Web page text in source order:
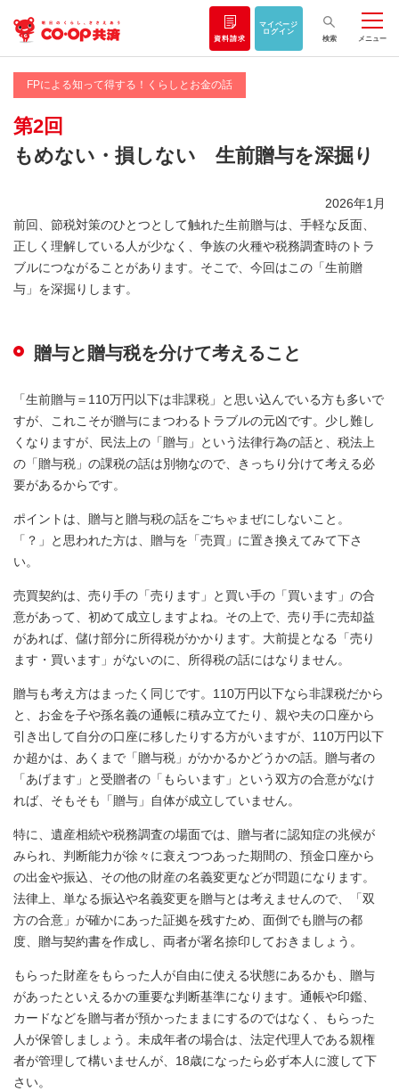
資料請求
マイページ
ログイン
検索
メニュー
FPによる知って得する！くらしとお金の話
第2回
もめない・損しない 生前贈与を深掘り
2026年1月
前回、節税対策のひとつとして触れた生前贈与は、手軽な反面、
正しく理解している人が少なく、争族の火種や税務調査時のトラ
ブルにつながることがあります。そこで、今回はこの「生前贈
与」を深掘りします。
贈与と贈与税を分けて考えること
「生前贈与＝110万円以下は非課税」と思い込んでいる方も多いで
すが、これこそが贈与にまつわるトラブルの元凶です。少し難し
くなりますが、民法上の「贈与」という法律行為の話と、税法上
の「贈与税」の課税の話は別物なので、きっちり分けて考える必
要があるからです。
ポイントは、贈与と贈与税の話をごちゃまぜにしないこと。
「？」と思われた方は、贈与を「売買」に置き換えてみて下さ
い。
売買契約は、売り手の「売ります」と買い手の「買います」の合
意があって、初めて成立しますよね。その上で、売り手に売却益
があれば、儲け部分に所得税がかかります。大前提となる「売り
ます・買います」がないのに、所得税の話にはなりません。
贈与も考え方はまったく同じです。110万円以下なら非課税だから
と、お金を子や孫名義の通帳に積み立てたり、親や夫の口座から
引き出して自分の口座に移したりする方がいますが、110万円以下
か超かは、あくまで「贈与税」がかかるかどうかの話。贈与者の
「あげます」と受贈者の「もらいます」という双方の合意がなけ
れば、そもそも「贈与」自体が成立していません。
特に、遺産相続や税務調査の場面では、贈与者に認知症の兆候が
みられ、判断能力が徐々に衰えつつあった期間の、預金口座から
の出金や振込、その他の財産の名義変更などが問題になります。
法律上、単なる振込や名義変更を贈与とは考えませんので、「双
方の合意」が確かにあった証拠を残すため、面倒でも贈与の都
度、贈与契約書を作成し、両者が署名捺印しておきましょう。
もらった財産をもらった人が自由に使える状態にあるかも、贈与
があったといえるかの重要な判断基準になります。通帳や印鑑、
カードなどを贈与者が預かったままにするのではなく、もらった
人が保管しましょう。未成年者の場合は、法定代理人である親権
者が管理して構いませんが、18歳になったら必ず本人に渡して下
さい。